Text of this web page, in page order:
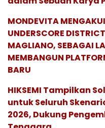
MONDEVITA
UNDERSCORE
MAGLIANO, SEBAGAI
MEMBANGUN
BARU
HIKSEMI Tampilkan
untuk Seluruh
2026, Dukung